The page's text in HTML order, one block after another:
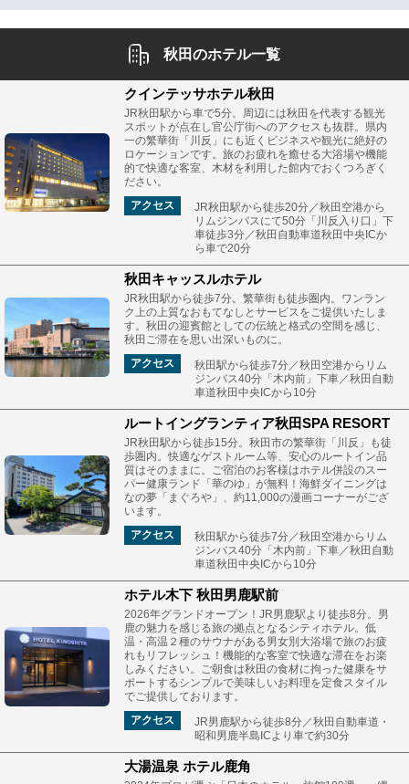
秋田のホテル一覧
クインテッサホテル秋田
JR秋田駅から車で5分。周辺には秋田を代表する観光
スポットが点在し官公庁街へのアクセスも抜群。県内
一の繁華街「川反」にも近くビジネスや観光に絶好の
ロケーションです。旅のお疲れを癒せる大浴場や機能
的で快適な客室、木材を利用した館内でおくつろぎく
ださい。
アクセス
JR秋田駅から徒歩20分／秋田空港から
リムジンバスにて50分「川反入り口」下
車徒歩3分／秋田自動車道秋田中央ICか
ら車で20分
秋田キャッスルホテル
JR秋田駅から徒歩7分。繁華街も徒歩圏内。ワンラン
ク上の上質なおもてなしとサービスをご提供いたしま
す。秋田の迎賓館としての伝統と格式の空間を感じ、
秋田ご滞在を思い出深いものに。
アクセス
秋田駅から徒歩7分／秋田空港からリム
ジンバス40分「木内前」下車／秋田自動
車道秋田中央ICから10分
ルートイングランティア秋田SPA RESORT
JR秋田駅から徒歩15分。秋田市の繁華街「川反」も徒
歩圏内。快適なゲストルーム等、安心のルートイン品
質はそのままに。ご宿泊のお客様はホテル併設のスー
パー健康ランド「華のゆ」が無料！海鮮ダイニングは
なの夢「まぐろや」、約11,000の漫画コーナーがござ
います。
アクセス
秋田駅から徒歩7分／秋田空港からリム
ジンバス40分「木内前」下車／秋田自動
車道秋田中央ICから10分
ホテル木下 秋田男鹿駅前
2026年グランドオープン！JR男鹿駅より徒歩8分。男
鹿の魅力を感じる旅の拠点となるシティホテル。低
温・高温２種のサウナがある男女別大浴場で旅のお疲
れもリフレッシュ！機能的な客室で快適な滞在をお楽
しみください。ご朝食は秋田の食材に拘った健康をサ
ポートするシンプルで美味しいお料理を定食スタイル
でご提供しております。
アクセス
JR男鹿駅から徒歩8分／秋田自動車道・
昭和男鹿半島ICより車で約30分
大湯温泉 ホテル鹿角